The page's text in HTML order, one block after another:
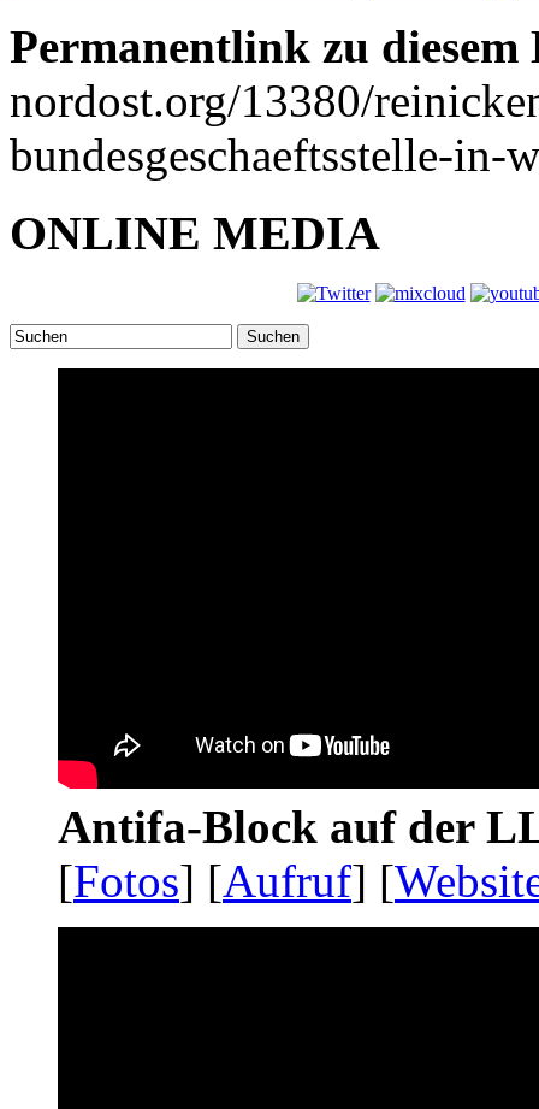
Permanentlink zu
nordost.org/13380/
bundesgeschaeftsstelle-in-
ONLINE MEDIA
Suchen
Antifa-Block auf der
[Fotos] [Aufruf] [